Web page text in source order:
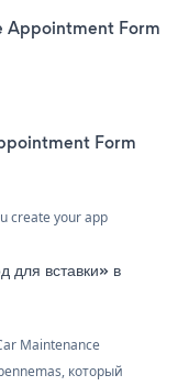
Appointment Form
Form
create your app
для вставки» в
Maintenance
который